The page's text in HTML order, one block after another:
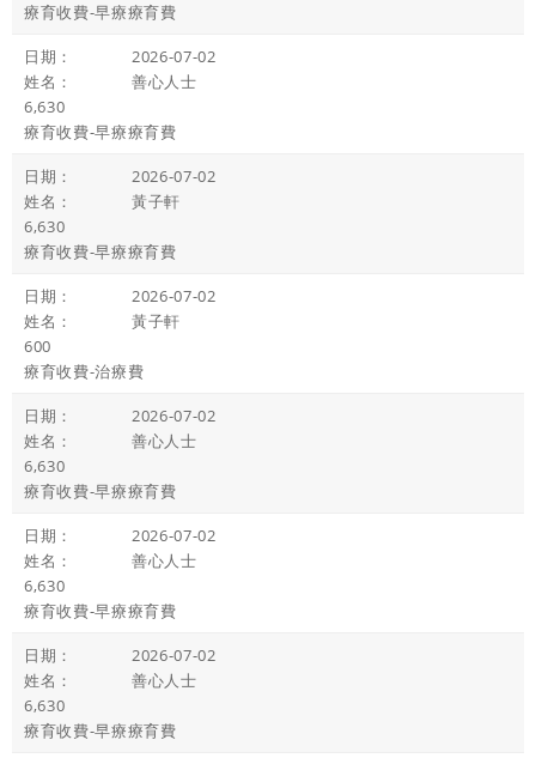
療育收費-早療療育費
2026-07-02
善心人士
6,630
療育收費-早療療育費
2026-07-02
黃子軒
6,630
療育收費-早療療育費
2026-07-02
黃子軒
600
療育收費-治療費
2026-07-02
善心人士
6,630
療育收費-早療療育費
2026-07-02
善心人士
6,630
療育收費-早療療育費
2026-07-02
善心人士
6,630
療育收費-早療療育費